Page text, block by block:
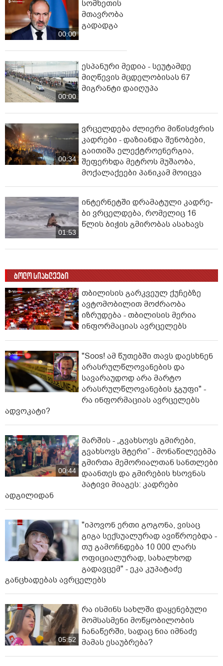
00:00
სომხეთის
მთავრობა
გადადგა
00:00
ესპანური მედია - სეუტამდე
მიღწევის მცდელობისას 67
მიგრანტი დაიღუპა
00:34
ვრცელდება ძლიერი მიწისძვრის
კადრები - დაზიანდა შენობები,
გაითიშა ელექტროენერგია,
შეფერხდა მეტროს მუშაობა,
მოქალაქეები პანიკამ მოიცვა
01:53
ინ­ტერ­ნეტ­ში დრა­მა­ტუ­ლი კად­რე­
ბი ვრცელდება, რომელიც 16
წლის ბიჭის გმირობას ასახავს
ბოლო სიახლეები
თბილისის გარკვეულ ქუჩებზე
ავტომობილით მოძრაობა
იზრუდება - თბილისის მერია
ინფორმაციას ავრცელებს
"Soos! ამ წუთებში თავს დაესხნენ
არასრულწლოვანების და
სავარაუდოდ არა მარტო
არასრულწლოვანების ჯგუფი" -
რა ინფორმაციას ავრცელებს
ადვოკატი?
00:44
მარშის - „გვახსოვს გმირები,
გვახსოვს მტერი” - მონაწილეებმა
გმირთა მემორიალთან სანთლები
დაანთეს და გმირების ხსოვნას
პატივი მიაგეს: კადრები
ადგილიდან
"იპოვონ ერთი გოგონა, ვისაც
გიგა სექსუალურად ავიწროებდა -
თუ გამოჩნდება 10 000 ლარს
ოფიციალურად, სახალხოდ
გადავცემ" - ეკა კუპატაძე
განცხადებას ავრცელებს
05:52
რა ისმინს სახლში დაყენებული
მომსასმენი მოწყობილობის
ჩანაწერში, სადაც ნია იმნაძე
მამას ესაუბრება?